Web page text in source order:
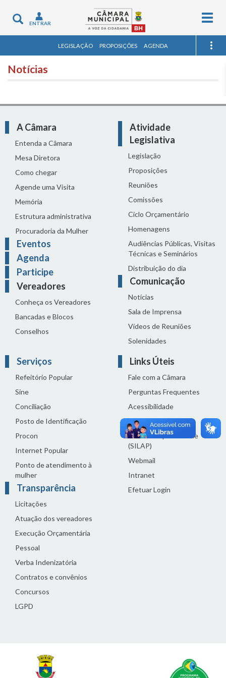
Toggle
navigation
ENTRAR
LEGISLAÇÃO PROPOSIÇÕES AGENDA
Notícias
A Câmara
Entenda a Câmara
Mesa Diretora
Como chegar
Agende uma Visita
Memória
Estrutura administrativa
Procuradoria da Mulher
Eventos
Agenda
Participe
Vereadores
Conheça os Vereadores
Bancadas e Blocos
Conselhos
Atividade
Legislativa
Legislação
Proposições
Reuniões
Comissões
Ciclo Orçamentário
Homenagens
Audiências Públicas, Visitas
Técnicas e Seminários
Distribuição do dia
Comunicação
Notícias
Sala de Imprensa
Vídeos de Reuniões
Solenidades
Serviços
Refeitório Popular
Sine
Conciliação
Posto de Identificação
Procon
Internet Popular
Ponto de atendimento à
mulher
Transparência
Licitações
Atuação dos vereadores
Execução Orçamentária
Pessoal
Verba Indenizatória
Contratos e convênios
Concursos
LGPD
Links Úteis
Fale com a Câmara
Perguntas Frequentes
Acessibilidade
Termos de uso
Política de privacidade
(SILAP)
Webmail
Intranet
Efetuar Login